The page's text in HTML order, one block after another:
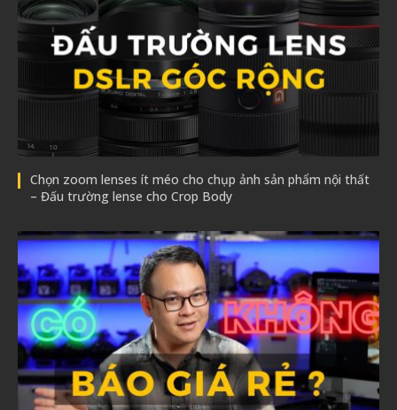
Chọn zoom lenses ít méo cho chụp ảnh sản phẩm nội thất
– Đấu trường lense cho Crop Body